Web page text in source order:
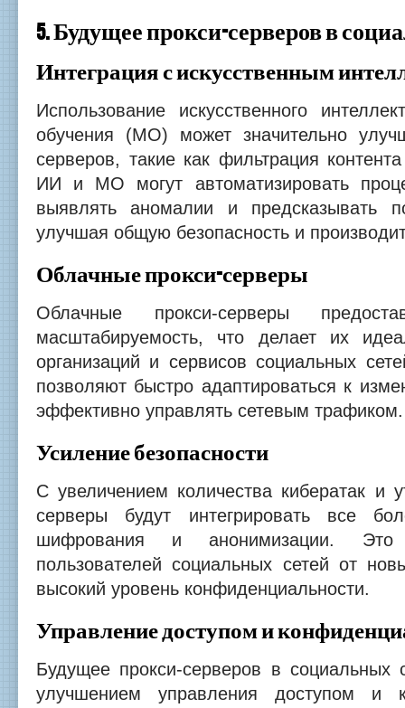
5. Будущее прокси-серверов в
Интеграция с искусственным
Использование искусственного
обучения (МО) может значительно
серверов, такие как фильтрация
ИИ и МО могут автоматизировать
выявлять аномалии и предсказывать
улучшая общую безопасность и
Облачные прокси-серверы
Облачные прокси-серверы
масштабируемость, что делает их
организаций и сервисов социальных
позволяют быстро адаптироваться к
эффективно управлять сетевым трафиком.
Усиление безопасности
С увеличением количества кибератак и
серверы будут интегрировать все
шифрования и анонимизации. Это
пользователей социальных сетей от
высокий уровень конфиденциальности.
Управление доступом и
Будущее прокси-серверов в социальных
улучшением управления доступом и